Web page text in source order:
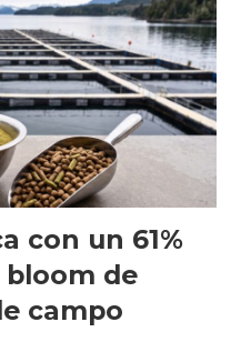
con un 61%
de
campo